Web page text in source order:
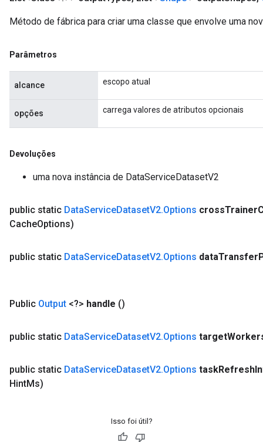
Método de fábrica para criar uma classe que envolve uma
Parâmetros
alcance escopo atual
opções carrega valores de atributos opcionais
Devoluções
uma nova instância de DataServiceDatasetV2
public static DataServiceDatasetV2.Options crossTrainer
CacheOptions)
public static DataServiceDatasetV2.Options dataTransfer
Public Output <?> handle ()
public static DataServiceDatasetV2.Options target
public static DataServiceDatasetV2.Options taskRefresh
HintMs)
Isso foi útil?